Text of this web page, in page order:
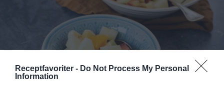
Receptfavoriter - Do Not Process My Personal
Information